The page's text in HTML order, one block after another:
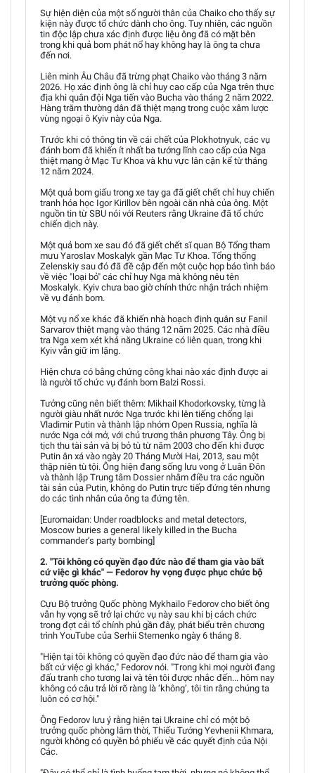
Sự hiện diện của một số người thân của Chaiko cho thấy sự
kiện này được tổ chức dành cho ông. Tuy nhiên, các nguồn
tin độc lập chưa xác định được liệu ông đã có mặt bên
trong khi quả bom phát nổ hay không hay là ông ta chưa
đến nơi.
Liên minh Âu Châu đã trừng phạt Chaiko vào tháng 3 năm
2026. Họ xác định ông là chỉ huy cao cấp của Nga trên thực
địa khi quân đội Nga tiến vào Bucha vào tháng 2 năm 2022.
Hàng trăm thường dân đã thiệt mạng trong cuộc xâm lược
vùng ngoại ô Kyiv này của Nga.
Trước khi có thông tin về cái chết của Plokhotnyuk, các vụ
đánh bom đã khiến ít nhất ba tướng lĩnh cao cấp của Nga
thiệt mạng ở Mạc Tư Khoa và khu vực lân cận kể từ tháng
12 năm 2024.
Một quả bom giấu trong xe tay ga đã giết chết chỉ huy chiến
tranh hóa học Igor Kirillov bên ngoài căn nhà của ông. Một
nguồn tin từ SBU nói với Reuters rằng Ukraine đã tổ chức
chiến dịch này.
Một quả bom xe sau đó đã giết chết sĩ quan Bộ Tổng tham
mưu Yaroslav Moskalyk gần Mạc Tư Khoa. Tổng thống
Zelenskiy sau đó đã đề cập đến một cuộc họp báo tình báo
về việc "loại bỏ" các chỉ huy Nga mà không nêu tên
Moskalyk. Kyiv chưa bao giờ chính thức nhận trách nhiệm
về vụ đánh bom.
Một vụ nổ xe khác đã khiến nhà hoạch định quân sự Fanil
Sarvarov thiệt mạng vào tháng 12 năm 2025. Các nhà điều
tra Nga xem xét khả năng Ukraine có liên quan, trong khi
Kyiv vẫn giữ im lặng.
Hiện chưa có bằng chứng công khai nào xác định được ai
là người tổ chức vụ đánh bom Balzi Rossi.
Tưởng cũng nên biết thêm: Mikhail Khodorkovsky, từng là
người giàu nhất nước Nga trước khi lên tiếng chống lại
Vladimir Putin và thành lập nhóm Open Russia, nghĩa là
nước Nga cởi mở, với chủ trương thân phương Tây. Ông bị
tịch thu tài sản và bị bỏ tù từ năm 2003 cho đến khi được
Putin ân xá vào ngày 20 Tháng Mười Hai, 2013, sau một
thập niên tù tội. Ông hiện đang sống lưu vong ở Luân Đôn
và thành lập Trung tâm Dossier nhằm điều tra các nguồn
tài sản của Putin, không do Putin trực tiếp đứng tên nhưng
do các tình nhân của ông ta đứng tên.
[Euromaidan: Under roadblocks and metal detectors,
Moscow buries a general likely killed in the Bucha
commander’s party bombing]
2. "Tôi không có quyền đạo đức nào để tham gia vào bất
cứ việc gì khác" — Fedorov hy vọng được phục chức bộ
trưởng quốc phòng.
Cựu Bộ trưởng Quốc phòng Mykhailo Fedorov cho biết ông
vẫn hy vọng sẽ trở lại chức vụ này sau khi bị cách chức
trong đợt cải tổ chính phủ gần đây, phát biểu trên chương
trình YouTube của Serhii Sternenko ngày 6 tháng 8.
"Hiện tại tôi không có quyền đạo đức nào để tham gia vào
bất cứ việc gì khác," Fedorov nói. "Trong khi mọi người đang
đấu tranh cho tương lai và tên tôi được nhắc đến... hôm nay
không có câu trả lời rõ ràng là ‘không’, tôi tin rằng chúng ta
luôn có cơ hội."
Ông Fedorov lưu ý rằng hiện tại Ukraine chỉ có một bộ
trưởng quốc phòng lâm thời, Thiếu Tướng Yevhenii Khmara,
người không có quyền bỏ phiếu về các quyết định của Nội
Các.